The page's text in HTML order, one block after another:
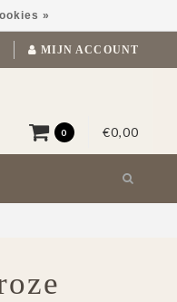
MIJN ACCOUNT
0 €0,00
»